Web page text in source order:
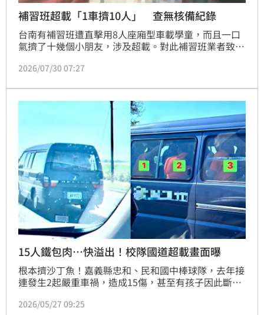
補習班超載「1車擠10人」 查無核備紀錄
台南有補習班遭直擊用8人座廂型車載學童，而且一口
氣擠了十幾個小朋友，涉及超載。對此補習班業者致
件，不過便宜行事出現學童安全疑慮，最高仍可能開罰
2026/07/30 07:27
15人鐵包肉…快溢出！校隊國道超載畫面曝
根本擠沙丁魚！嘉義縣忠和、民和國中棒球隊，去年接
連發生2起嚴重車禍，造成15傷，甚至有孩子因此斷送
一輛9人座廂型車高速行駛在82快速道路上，車內竟硬
2026/05/27 09:25